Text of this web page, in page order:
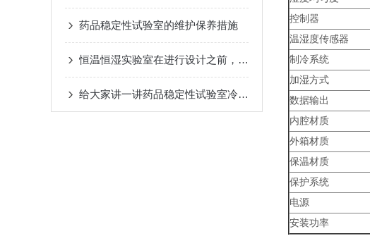
药品稳定性试验室的维护保养措施
恒温恒湿实验室在进行设计之前，需要知道以下事项？
给大家讲一讲药品稳定性试验室冷冻及风路系统的优点
控制器
温湿度传感器
制冷系统
加湿方式
数据输出
内腔材质
外箱材质
保温材质
保护系统
电源
安装功率